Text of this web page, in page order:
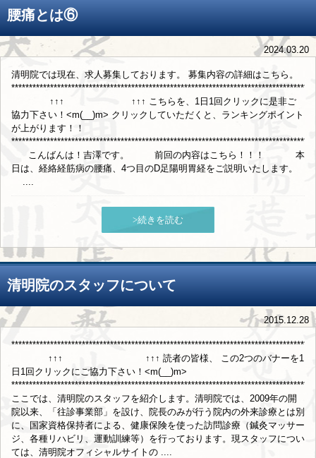
腰痛とは⑥
2024.03.20
清明院では現在、求人募集しております。 募集内容の詳細はこちら。
↑↑↑ ↑↑↑ こちらを、1日1回クリックに是非ご
協力下さい！<m(__)m> クリックしていただくと、ランキングポイント
が上がります！！
************************************************************************************
こんばんは！吉澤です。 前回の内容はこちら！！！ 本
日は、経絡経筋病の腰痛、4つ目のD足陽明胃経をご説明いたします。
....
>続きを読む
清明院のスタッフについて
2015.12.28
↑↑↑ ↑↑↑ 読者の皆様、 この2つのバナーを1
日1回クリックにご協力下さい！<m(__)m>
ここでは、清明院のスタッフを紹介します。清明院では、2009年の開
院以来、「往診事業部」を設け、院長のみが行う院内の外来診療とは別
に、国家資格保持者による、健康保険を使った訪問診療（鍼灸マッサー
ジ、各種リハビリ、運動訓練等）を行っております。現スタッフについ
ては、清明院オフィシャルサイトの ....